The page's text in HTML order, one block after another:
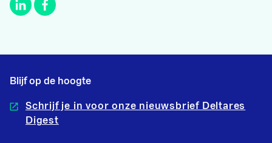
Blijf op de hoogte
Schrijf je in voor onze nieuwsbrief Deltares
Digest